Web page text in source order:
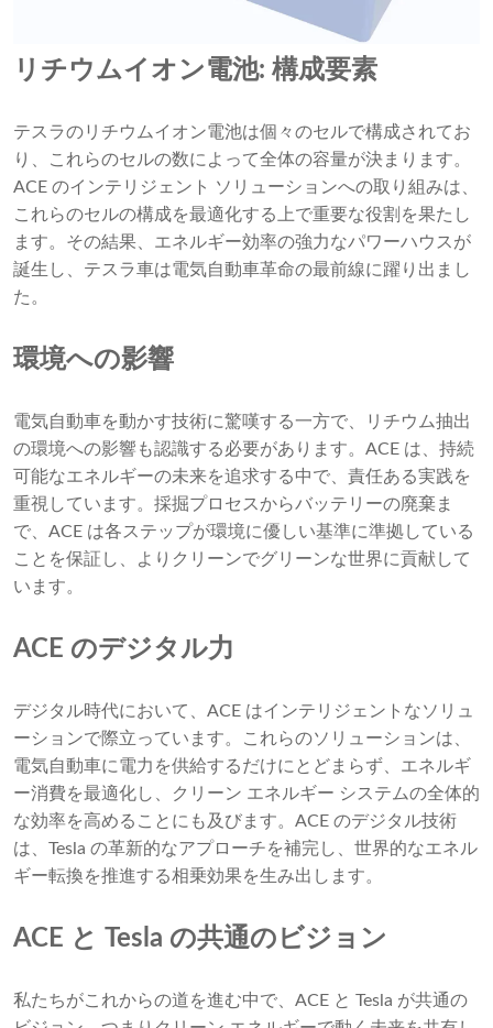
リチウムイオン電池: 構成要素
テスラのリチウムイオン電池は個々のセルで構成されてお
り、これらのセルの数によって全体の容量が決まります。
ACE のインテリジェント ソリューションへの取り組みは、
これらのセルの構成を最適化する上で重要な役割を果たし
ます。その結果、エネルギー効率の強力なパワーハウスが
誕生し、テスラ車は電気自動車革命の最前線に躍り出まし
た。
環境への影響
電気自動車を動かす技術に驚嘆する一方で、リチウム抽出
の環境への影響も認識する必要があります。ACE は、持続
可能なエネルギーの未来を追求する中で、責任ある実践を
重視しています。採掘プロセスからバッテリーの廃棄ま
で、ACE は各ステップが環境に優しい基準に準拠している
ことを保証し、よりクリーンでグリーンな世界に貢献して
います。
ACE のデジタル力
デジタル時代において、ACE はインテリジェントなソリュ
ーションで際立っています。これらのソリューションは、
電気自動車に電力を供給するだけにとどまらず、エネルギ
ー消費を最適化し、クリーン エネルギー システムの全体的
な効率を高めることにも及びます。ACE のデジタル技術
は、Tesla の革新的なアプローチを補完し、世界的なエネル
ギー転換を推進する相乗効果を生み出します。
ACE と Tesla の共通のビジョン
私たちがこれからの道を進む中で、ACE と Tesla が共通の